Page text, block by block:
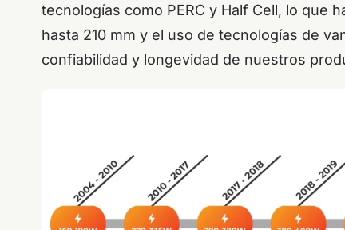
tecnologías como PERC y Half Cell, lo que
hasta 210 mm y el uso de tecnologías de
confiabilidad y longevidad de nuestros